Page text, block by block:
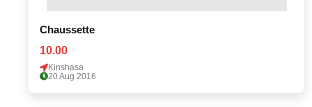
Chaussette
10.00
Kinshasa
20 Aug 2016